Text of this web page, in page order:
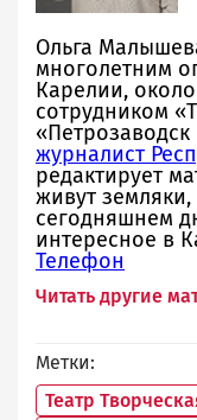
Ольга
многолетним
Карелии,
сотрудником
«Петрозаводск
журналист
редактирует
живут
сегодняшнем
интересное в
Телефон
Читать другие
Метки
Театр